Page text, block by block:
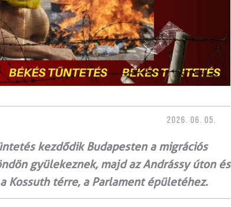
2026. 06. 05.
kezdődik Budapesten a migrációs
gyülekeznek, majd az Andrássy úton és
Kossuth térre, a Parlament épületéhez.